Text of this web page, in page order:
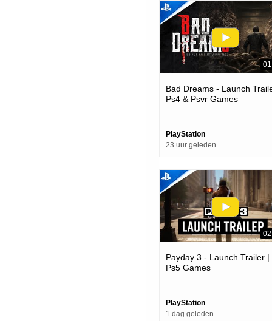
Bad Dreams - Launch
Ps4 & Psvr Games
PlayStation
23 uur geleden
Payday 3 - Launch Trailer |
Ps5 Games
PlayStation
1 dag geleden